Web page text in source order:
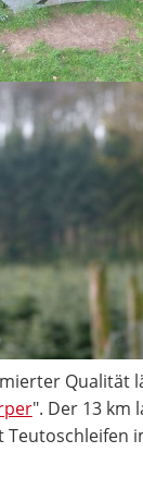
Qualität
". Der 13 km
Teutoschleifen